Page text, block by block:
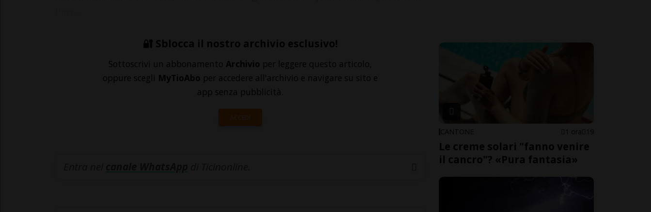
🔐 Sblocca il nostro archivio esclusivo!
Sottoscrivi un abbonamento Archivio per leggere questo articolo,
oppure scegli MyTioAbo per accedere all'archivio e navigare su sito e
app senza pubblicità.
ACCEDI
CANTONE 1 ora 19
Le creme solari "fanno venire
il cancro"? «Pura fantasia»